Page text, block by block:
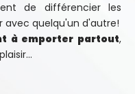
de différencier les
avec quelqu'un d'autre!
à emporter partout,